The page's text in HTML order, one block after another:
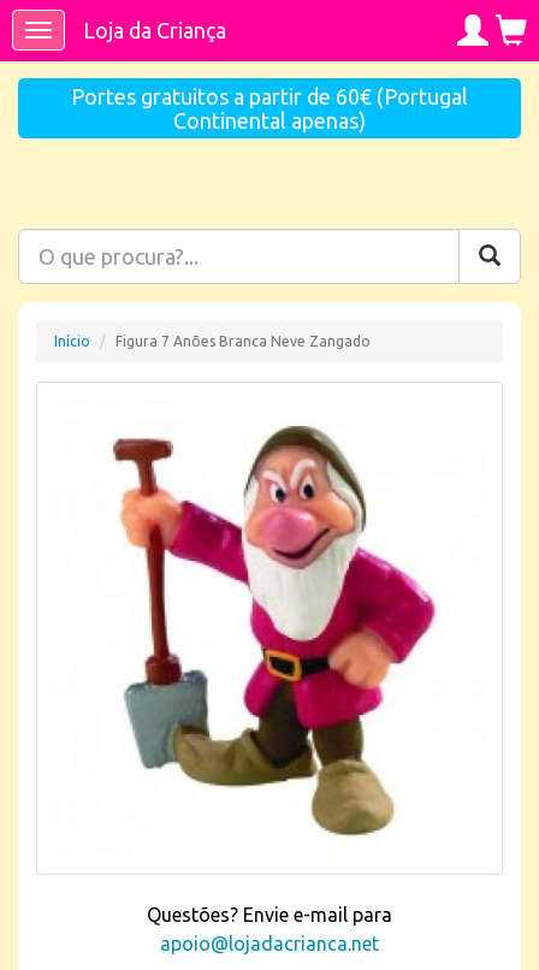
ToggleLoja da Criança
Portes gratuitos a partir de 60€ (Portugal
Continental apenas)
Início Figura 7 Anões Branca Neve Zangado
Questões? Envie e-mail para
apoio@lojadacrianca.net